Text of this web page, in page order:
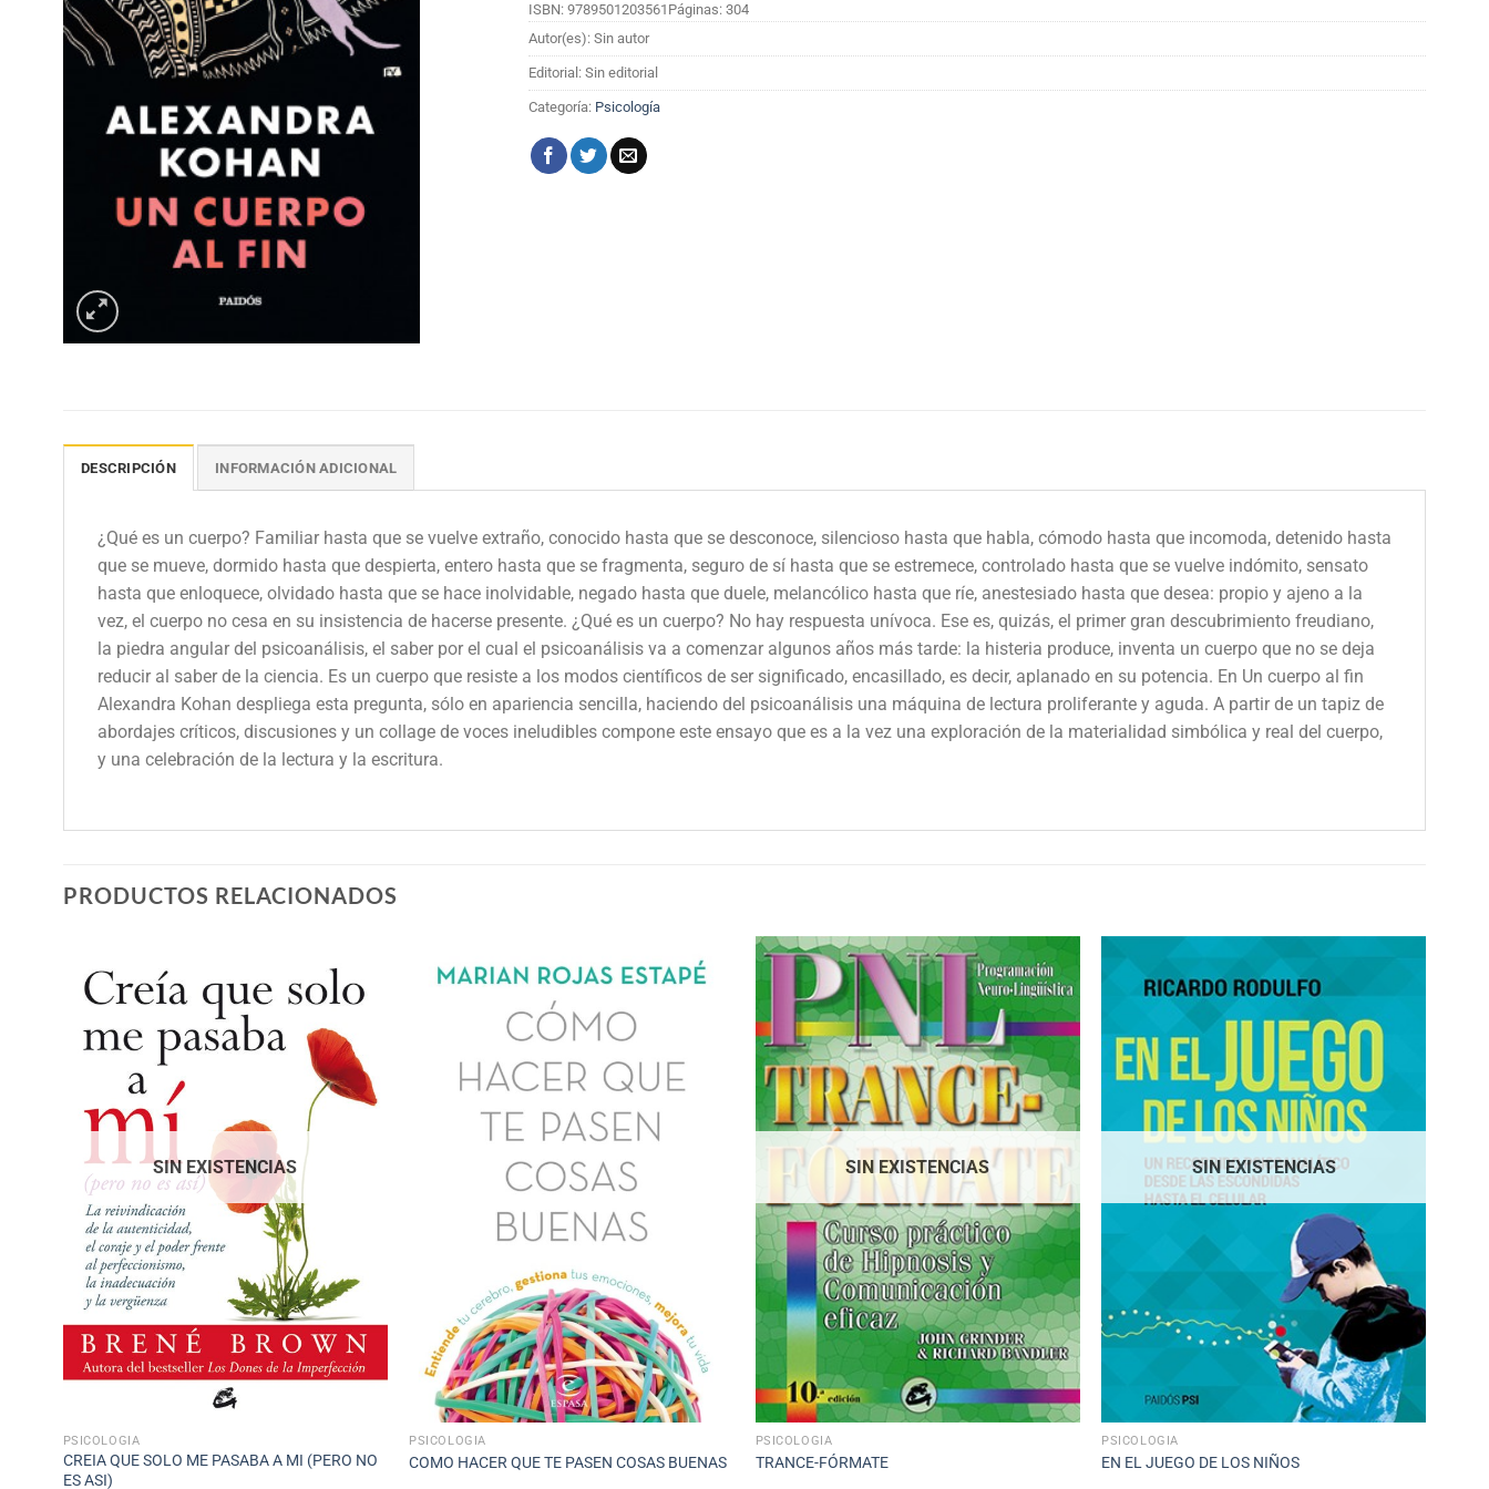
ISBN: 9789501203561 Páginas: 304
Autor(es): Sin autor
Editorial: Sin editorial
Categoría: Psicología
DESCRIPCIÓN INFORMACIÓN ADICIONAL
¿Qué es un cuerpo? Familiar hasta que se vuelve extraño, conocido hasta que se desconoce, silencioso hasta que habla, cómodo hasta que incomoda, detenido hasta
que se mueve, dormido hasta que despierta, entero hasta que se fragmenta, seguro de sí hasta que se estremece, controlado hasta que se vuelve indómito, sensato
hasta que enloquece, olvidado hasta que se hace inolvidable, negado hasta que duele, melancólico hasta que ríe, anestesiado hasta que desea: propio y ajeno a la
vez, el cuerpo no cesa en su insistencia de hacerse presente. ¿Qué es un cuerpo? No hay respuesta unívoca. Ese es, quizás, el primer gran descubrimiento freudiano,
la piedra angular del psicoanálisis, el saber por el cual el psicoanálisis va a comenzar algunos años más tarde: la histeria produce, inventa un cuerpo que no se deja
reducir al saber de la ciencia. Es un cuerpo que resiste a los modos científicos de ser significado, encasillado, es decir, aplanado en su potencia. En Un cuerpo al fin
Alexandra Kohan despliega esta pregunta, sólo en apariencia sencilla, haciendo del psicoanálisis una máquina de lectura proliferante y aguda. A partir de un tapiz de
abordajes críticos, discusiones y un collage de voces ineludibles compone este ensayo que es a la vez una exploración de la materialidad simbólica y real del cuerpo,
y una celebración de la lectura y la escritura.
PRODUCTOS RELACIONADOS
SIN EXISTENCIAS
PSICOLOGÍA
CREIA QUE SOLO ME PASABA A MI (PERO NO
ES ASI)
PSICOLOGÍA
COMO HACER QUE TE PASEN COSAS BUENAS
SIN EXISTENCIAS
PSICOLOGÍA
TRANCE-FÓRMATE
SIN EXISTENCIAS
PSICOLOGÍA
EN EL JUEGO DE LOS NIÑOS